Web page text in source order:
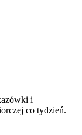
i
co tydzień.